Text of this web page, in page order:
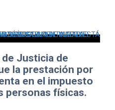
Justicia de
la prestación por
en el impuesto
personas físicas.